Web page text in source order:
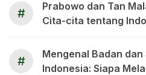
#
Prabowo dan Tan
Cita-cita tentang
#
Mengenal Badan
Indonesia: Siapa